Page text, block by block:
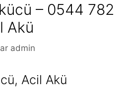
– 0544 782
Akü
admin
Acil Akü